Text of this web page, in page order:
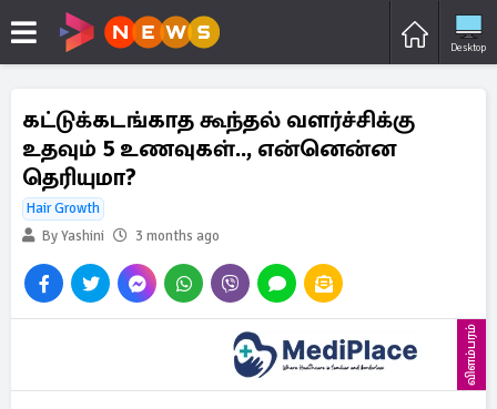
Desktop
கட்டுக்கடங்காத கூந்தல் வளர்ச்சிக்கு
உதவும் 5 உணவுகள்.., என்னென்ன
தெரியுமா?
Hair Growth
By Yashini
3 months ago
விளம்பரம்